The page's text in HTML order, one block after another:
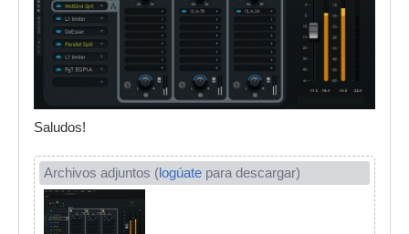
Saludos!
Archivos adjuntos (logúate para descargar)